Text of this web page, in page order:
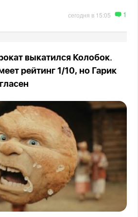
сегодня в 15:05 1
выкатился Колобок.
рейтинг 1/10, но Гарик